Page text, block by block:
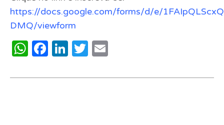
https://docs.google.com/forms/d/e/
DMQ/viewform
WhatsApp
Facebook
LinkedIn
Twitter